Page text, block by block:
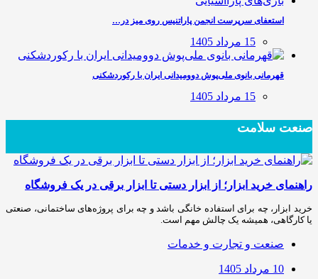
استعفای سرپرست انجمن پاراتنیس روی میز در…
15 مرداد 1405
قهرمانی بانوی ملی‌پوش دوومیدانی ایران با رکوردشکنی
15 مرداد 1405
صنعت سلامت
راهنمای خرید ابزار؛ از ابزار دستی تا ابزار برقی در یک فروشگاه
خرید ابزار، چه برای استفاده خانگی باشد و چه برای پروژه‌های ساختمانی، صنعتی
یا کارگاهی، همیشه یک چالش مهم است.
صنعت و تجارت و خدمات
10 مرداد 1405